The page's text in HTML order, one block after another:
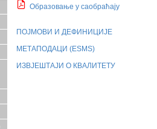
Образовање у саобраћају
ПОЈМОВИ И ДЕФИНИЦИЈЕ
МЕТАПОДАЦИ (ESMS)
ИЗВЈЕШТАЈИ О КВАЛИТЕТУ